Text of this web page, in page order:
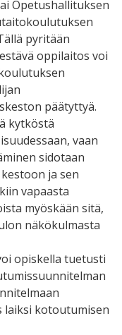
Opetushallituksen
pyritään
oppilaitos voi
päätyttyä.
kytköstä
vaan
sidotaan
ja sen
vapaasta
myöskään sitä,
näkökulmasta
opiskella tuetusti
laiksi kotoutumisen